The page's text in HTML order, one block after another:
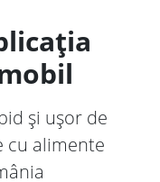
și ușor de
alimente